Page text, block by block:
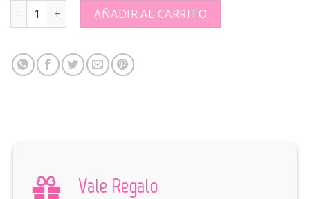
CURSO GALLETAS DECORADAS: quantity
AÑADIR AL CARRITO
Vale Regalo